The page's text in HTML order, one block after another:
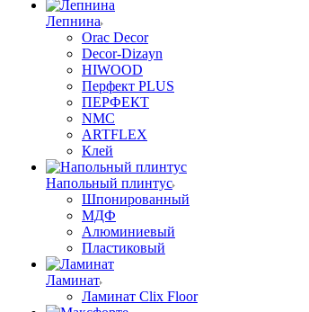
Лепнина
Orac Decor
Decor-Dizayn
HIWOOD
Перфект PLUS
ПЕРФЕКТ
NMC
ARTFLEX
Клей
Напольный плинтус
Шпонированный
МДФ
Алюминиевый
Пластиковый
Ламинат
Ламинат Clix Floor